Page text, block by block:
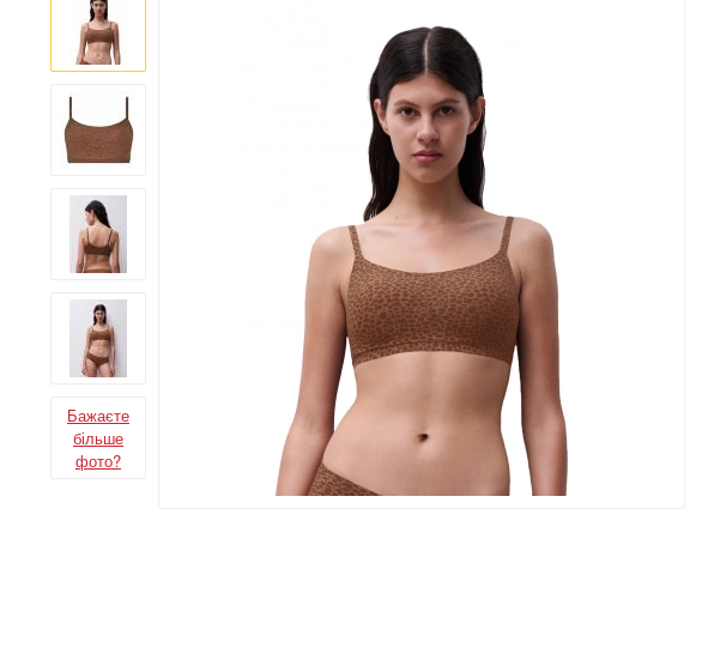
Бажаєте
більше
фото?